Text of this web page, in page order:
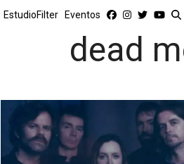
EstudioFilter Eventos
dead